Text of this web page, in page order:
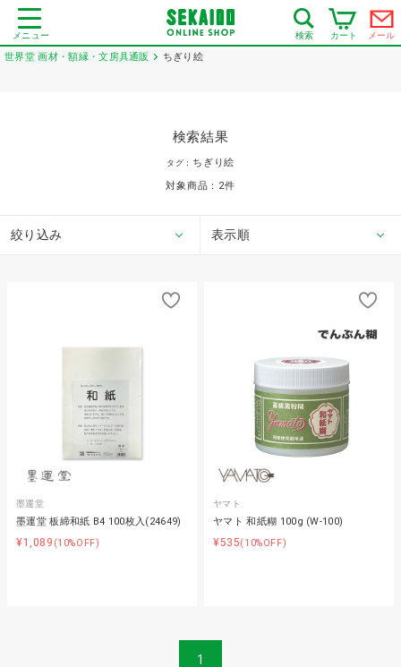
メニュー 検索 カート メール
世界堂 画材・額縁・文房具通販 ちぎり絵
検索結果
タグ： ちぎり絵
対象商品： 2件
絞り込み 表示順
墨運堂
墨運堂 板締和紙 B4 100枚入(24649)
¥1,089 (10%OFF)
ヤマト
ヤマト 和紙糊 100g (W-100)
¥535(10%OFF)
1